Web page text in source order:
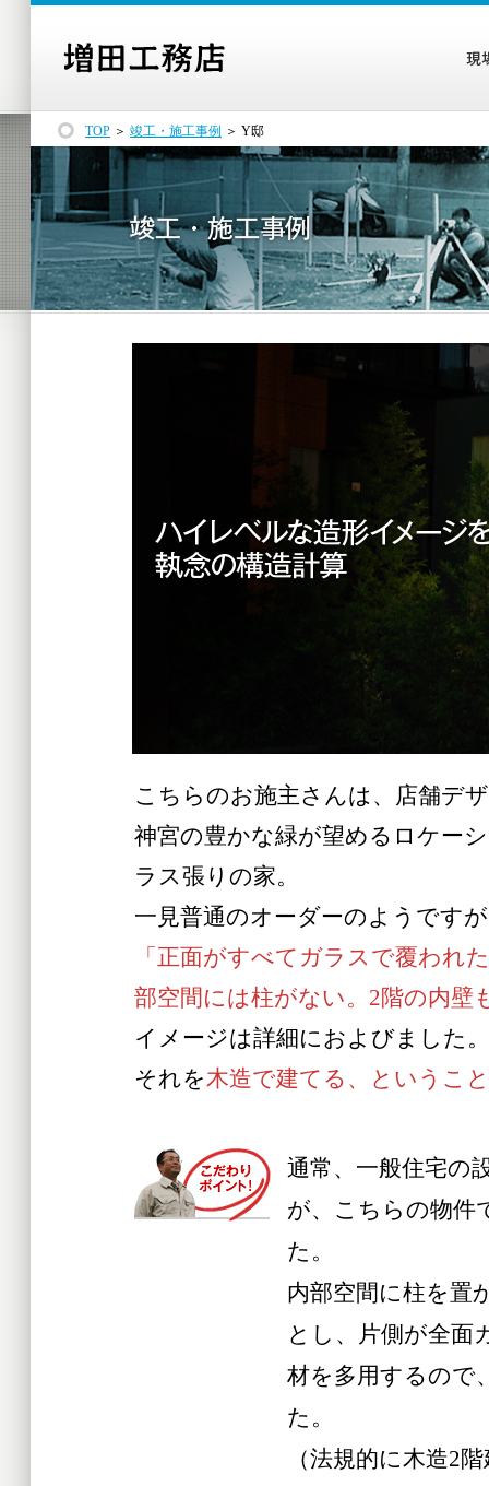
TOP ＞ 竣工・施工事例 ＞ Y邸
こちらのお施主さんは、店舗デ
神宮の豊かな緑が望めるロケー
ラス張りの家。
一見普通のオーダーのようです
「正面がすべてガラスで覆われ
部空間には柱がない。2階の内壁
イメージは詳細におよびました。
それを木造で建てる、というこ
通常、一般住宅の
が、こちらの物件
た。
内部空間に柱を置
とし、片側が全面
材を多用するので
た。
（法規的に木造2